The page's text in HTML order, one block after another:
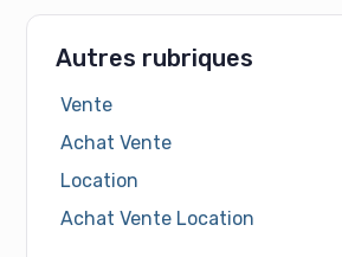
Autres rubriques
Vente
Achat Vente
Location
Achat Vente Location